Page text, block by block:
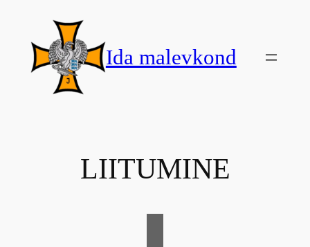
content
Ida malevkond
LIITUMINE